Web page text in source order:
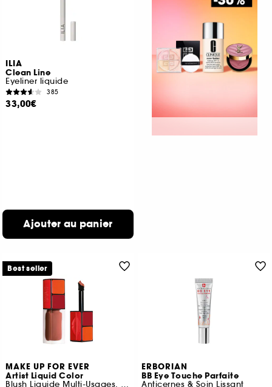
ILIA
Clean Line
Eyeliner liquide
385
33,00€
Ajouter au panier
MAKE UP FOR EVER
Artist Liquid Color
Blush Liquide Multi-Usages, Joues, Lèvres et Yeux
Best seller
ERBORIAN
BB Eye Touche Parfaite
Anticernes & Soin Lissant